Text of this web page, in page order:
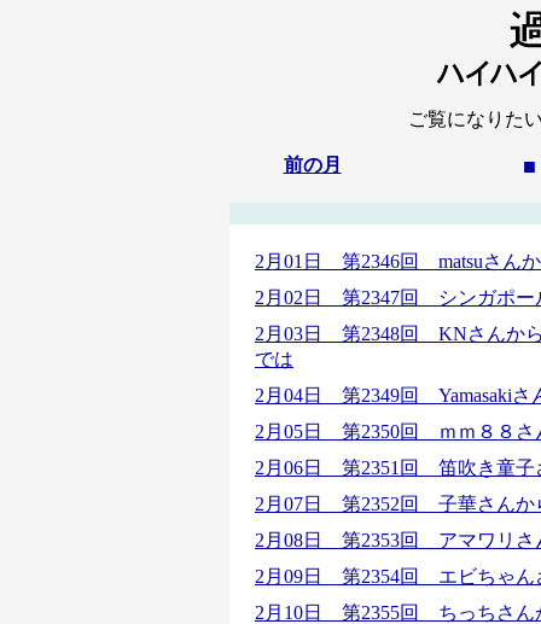
ご覧になりた
前の月 ■
2月01日 第2346回 matsuさん
2月02日 第2347回 シンガポー
2月03日 第2348回 KNさんか
では
2月04日 第2349回 Yamasakiさ
2月05日 第2350回 ｍｍ８８さ
2月06日 第2351回 笛吹き童子
2月07日 第2352回 子華さんか
2月08日 第2353回 アマワリさ
2月09日 第2354回 エビちゃん
2月10日 第2355回 ちっちさん